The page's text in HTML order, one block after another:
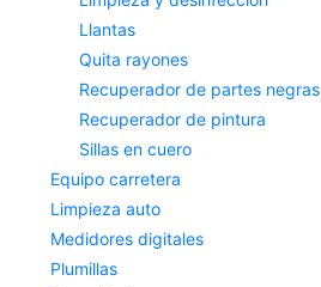
Llantas
Quita rayones
Recuperador de partes negras
Recuperador de pintura
Sillas en cuero
Equipo carretera
Limpieza auto
Medidores digitales
Plumillas